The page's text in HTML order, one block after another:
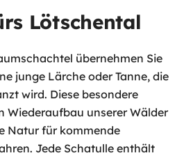
Lötschental
übernehmen Sie
junge Lärche oder Tanne, die
wird. Diese besondere
Wiederaufbau unserer Wälder
Natur für kommende
Jede Schatulle enthält